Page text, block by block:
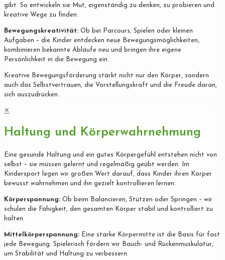
gibt. So entwickeln sie Mut, eigenständig zu denken, zu probieren und
kreative Wege zu finden.
Bewegungskreativität: Ob bei Parcours, Spielen oder kleinen
Aufgaben – die Kinder entdecken neue Bewegungsmöglichkeiten,
kombinieren bekannte Abläufe neu und bringen ihre eigene
Persönlichkeit in die Bewegung ein.
Kreative Bewegungsförderung stärkt nicht nur den Körper, sondern
auch das Selbstvertrauen, die Vorstellungskraft und die Freude daran,
sich auszudrücken.
✕
Haltung und Körperwahrnehmung
Eine gesunde Haltung und ein gutes Körpergefühl entstehen nicht von
selbst – sie müssen gelernt und regelmäßig geübt werden. Im
Kindersport legen wir großen Wert darauf, dass Kinder ihren Körper
bewusst wahrnehmen und ihn gezielt kontrollieren lernen.
Körperspannung: Ob beim Balancieren, Stützen oder Springen – wir
schulen die Fähigkeit, den gesamten Körper stabil und kontrolliert zu
halten.
Mittelkörperspannung: Eine starke Körpermitte ist die Basis für fast
jede Bewegung. Spielerisch fördern wir Bauch- und Rückenmuskulatur,
um Stabilität und Haltung zu verbessern.